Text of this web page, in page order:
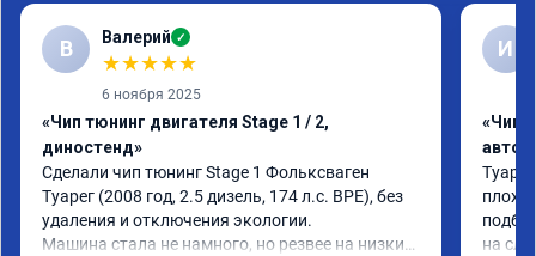
В Валерий ✓
★★★★★
6 ноября 2025
«Чип тюнинг двигателя Stage 1 / 2,
диностенд»
Сделали чип тюнинг Stage 1 Фольксваген
Туарег (2008 год, 2.5 дизель, 174 л.с. BPE), без
удаления и отключения экологии.
Машина стала не намного, но резвее на низких
И
«Чип
плохо
на